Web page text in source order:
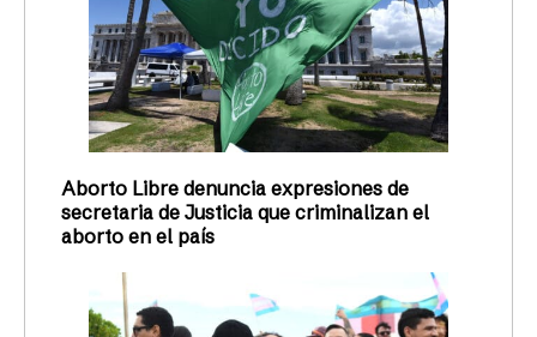
Aborto Libre denuncia expresiones de
secretaria de Justicia que criminalizan el
aborto en el país